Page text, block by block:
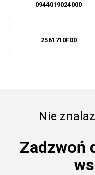
0944019024000
2561710F00
Nie
Zadzwoń